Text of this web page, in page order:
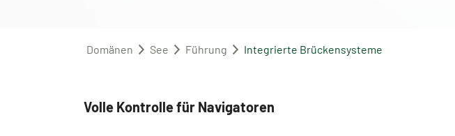
Domänen See Führung Integrierte Brückensysteme
Volle Kontrolle für Navigatoren